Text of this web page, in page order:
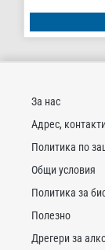
За нас
Адрес, контакти
Политика по
Общи условия
Политика за
Полезно
Дрегери за